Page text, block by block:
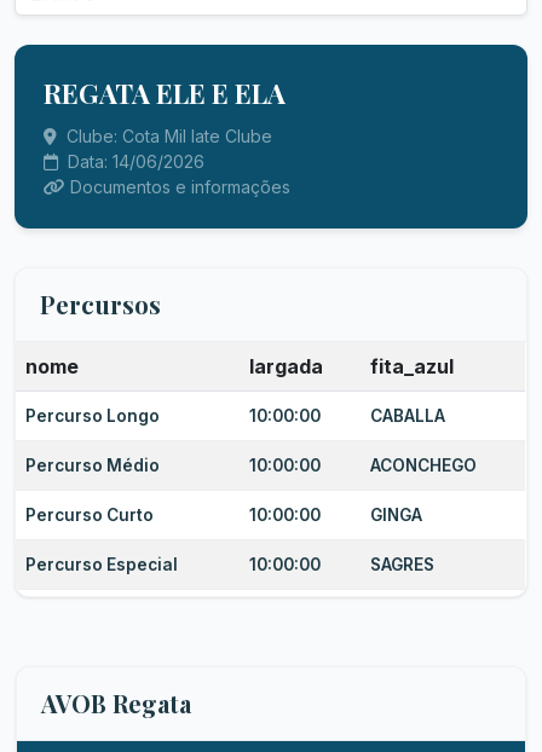
REGATA ELE E ELA
Clube: Cota Mil Iate Clube
Data: 14/06/2026
Documentos e informações
Percursos
nome largada fita_azul
Percurso Longo 10:00:00 CABALLA
Percurso Médio 10:00:00 ACONCHEGO
Percurso Curto 10:00:00 GINGA
Percurso Especial 10:00:00 SAGRES
AVOB Regata